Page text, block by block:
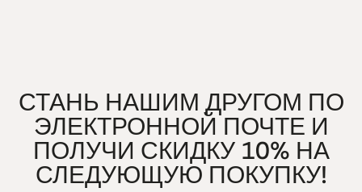
СТАНЬ НАШИМ ДРУГОМ ПО
ЭЛЕКТРОННОЙ ПОЧТЕ И
ПОЛУЧИ СКИДКУ 10% НА
СЛЕДУЮЩУЮ ПОКУПКУ!